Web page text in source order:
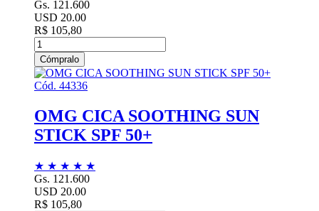
Gs. 121.600
USD 20.00
R$ 105,80
Cómpralo
Cód. 44336
OMG CICA SOOTHING SUN
STICK SPF 50+
★ ★ ★ ★ ★
Gs. 121.600
USD 20.00
R$ 105,80